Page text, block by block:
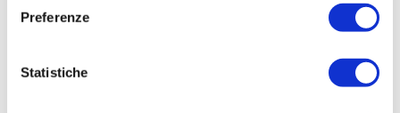
Preferenze
Statistiche